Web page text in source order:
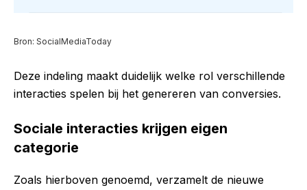
Bron: SocialMediaToday
Deze indeling maakt duidelijk welke rol verschillende
interacties spelen bij het genereren van conversies.
Sociale interacties krijgen eigen
categorie
Zoals hierboven genoemd, verzamelt de nieuwe